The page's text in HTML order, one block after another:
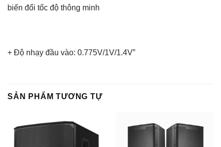
biến đổi tốc độ thông minh
+ Độ nhạy đầu vào: 0.775V/1V/1.4V”
SẢN PHẨM TƯƠNG TỰ